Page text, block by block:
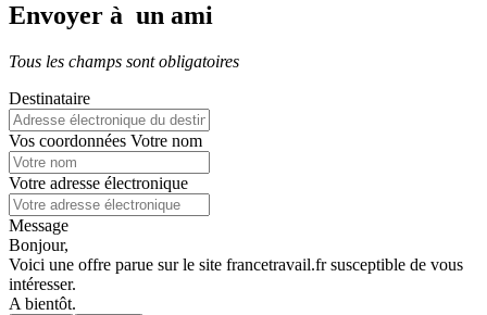
Envoyer à un ami
Tous les champs sont obligatoires
Destinataire
Vos coordonnées Votre nom
Votre adresse électronique
Message
Bonjour,
Voici une offre parue sur le site francetravail.fr susceptible de vous
intéresser.
A bientôt.